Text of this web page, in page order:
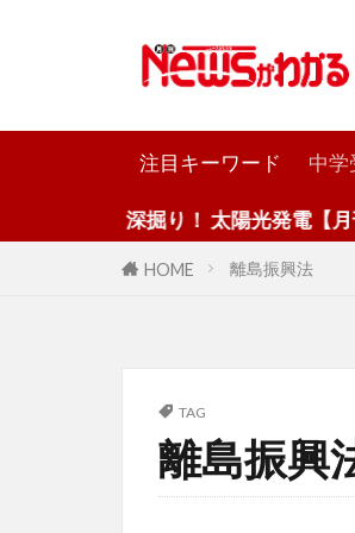
注目キーワード 中学
深掘り！ 太陽光発電【月刊
HOME 離島振興法
TAG
離島振興